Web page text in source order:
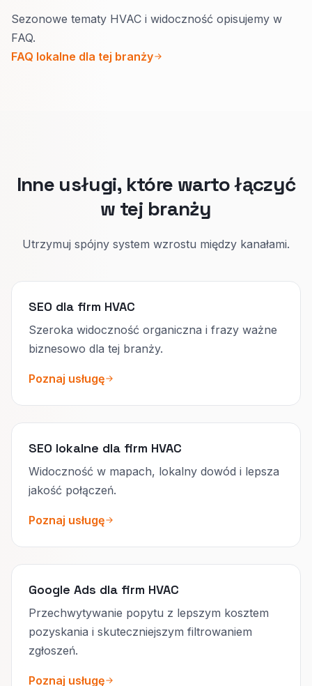
Awaria wymaga pilności i szybkiego kontaktu.
Przegląd i montaż potrzebują jaśniejszego
Sezonowe tematy HVAC i widoczność opisujemy w
FAQ.
FAQ lokalne dla tej branży
Inne usługi, które warto łączyć
w tej branży
Utrzymuj spójny system wzrostu między kanałami.
SEO dla firm HVAC
Szeroka widoczność organiczna i frazy ważne
biznesowo dla tej branży.
Poznaj usługę
SEO lokalne dla firm HVAC
Widoczność w mapach, lokalny dowód i lepsza
jakość połączeń.
Poznaj usługę
Google Ads dla firm HVAC
Przechwytywanie popytu z lepszym kosztem
pozyskania i skuteczniejszym filtrowaniem
zgłoszeń.
Poznaj usługę